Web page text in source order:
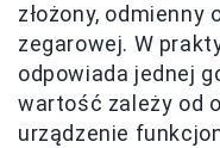
złożony,
zegarowej. W
odpowiada jednej
wartość zależy od
urządzenie